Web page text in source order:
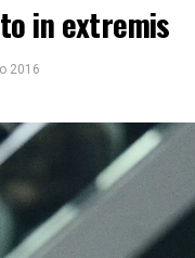
in extremis
2016